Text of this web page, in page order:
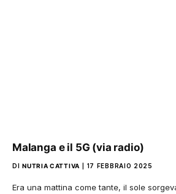
Malanga e il 5G (via radio)
DI NUTRIA CATTIVA 17 FEBBRAIO 2025
Era una mattina come tante, il sole